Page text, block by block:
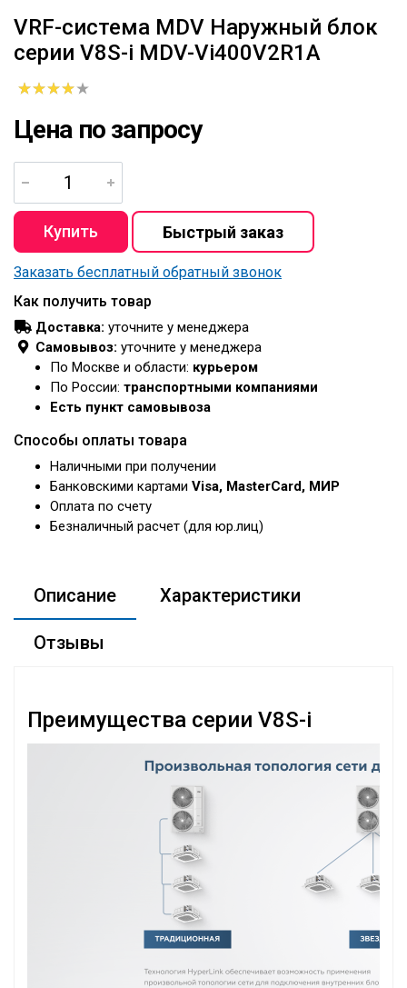
VRF-система MDV Наружный блок
серии V8S-i MDV-Vi400V2R1A
Цена по запросу
Заказать бесплатный обратный звонок
Как получить товар
Доставка: уточните у менеджера
Самовывоз: уточните у менеджера
По Москве и области: курьером
По России: транспортными компаниями
Есть пункт самовывоза
Способы оплаты товара
Наличными при получении
Банковскими картами Visa, MasterCard, МИР
Оплата по счету
Безналичный расчет (для юр.лиц)
Описание Характеристики
Отзывы
Преимущества серии V8S-i